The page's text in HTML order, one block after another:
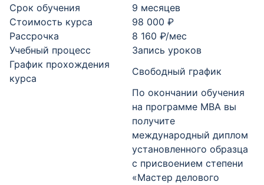
Срок обучения
9 месяцев
Стоимость курса
98 000 ₽
Рассрочка
8 160 ₽/мес
Учебный процесс
Запись уроков
График прохождения
курса
Свободный график
По окончании обучения
на программе MBA вы
получите
международный диплом
установленного образца
с присвоением степени
«Мастер делового